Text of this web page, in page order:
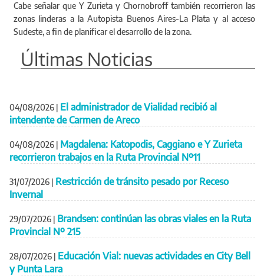
Cabe señalar que Y Zurieta y Chornobroff también recorrieron las
zonas linderas a la Autopista Buenos Aires-La Plata y al acceso
Sudeste, a fin de planificar el desarrollo de la zona.
Últimas Noticias
04/08/2026 | El administrador de Vialidad recibió al
intendente de Carmen de Areco
04/08/2026 | Magdalena: Katopodis, Caggiano e Y Zurieta
recorrieron trabajos en la Ruta Provincial Nº11
31/07/2026 | Restricción de tránsito pesado por Receso
Invernal
29/07/2026 | Brandsen: continúan las obras viales en la Ruta
Provincial Nº 215
28/07/2026 | Educación Vial: nuevas actividades en City Bell
y Punta Lara